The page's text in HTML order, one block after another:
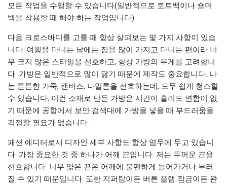
모든 작업을 수행할 수 있습니다(일반적으로 토트백이나 숄더
백을 착용할 때 해야 하는 작업입니다).
다음 크로스바디를 고를 때 항상 살펴보는 몇 가지 사항이 있습
니다. 여행을 다니는 날에는 짐을 많이 가지고 다니는 편이라 너
무 크지 않은 스타일을 선호하고, 항상 가방의 무게를 고려합니
다. 가방은 일반적으로 많이 닳기 때문에 제작도 중요합니다. 나
는 튼튼한 가죽, 캔버스, 나일론을 선호하는데, 모두 쉽게 청소할
수 있습니다. 이런 소재로 만든 가방은 시간이 흘러도 변함이 없
기 때문에 공항에서 보안 검색대에 가방을 넣을 때 부드러움을
걱정할 필요가 없습니다.
패션 에디터로서 디자인 세부 사항도 항상 염두에 두고 있습니
다. 가장 중요한 것 중 하나가 어깨 끈입니다. 저는 두꺼운 끈을
선호합니다. 너무 얇은 끈은 어깨에 불편하게 들어가거나 부러
질 수 있기 때문입니다. 또한 지퍼탑이든 버튼 플랩 잠금이든 완